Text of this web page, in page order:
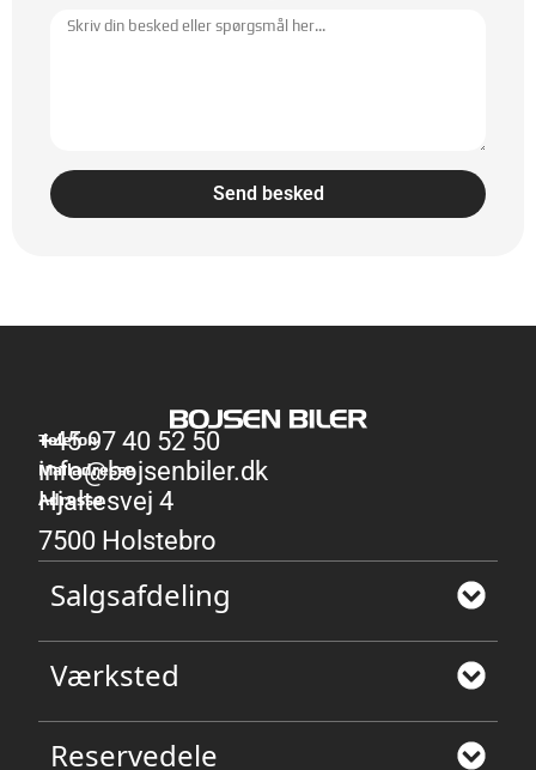
Send besked
Telefon
+45 97 40 52 50
Mailadresse
info@bojsenbiler.dk
Adresse
Hjaltesvej 4
7500 Holstebro
Salgsafdeling
Værksted
Reservedele